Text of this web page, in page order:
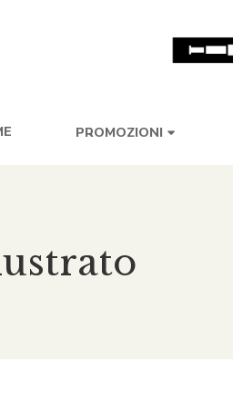
PROMOZIONI